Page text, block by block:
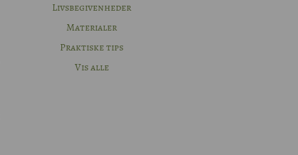
Livsbegivenheder
Materialer
Praktiske tips
Vis alle